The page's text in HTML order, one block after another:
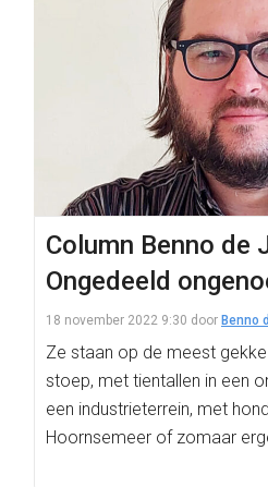
Column Benno de
Ongedeeld
18 november 2022 9:30 door Benno
Ze staan op de meest
stoep, met tientallen in een
een industrieterrein, met
Hoornsemeer of zomaar